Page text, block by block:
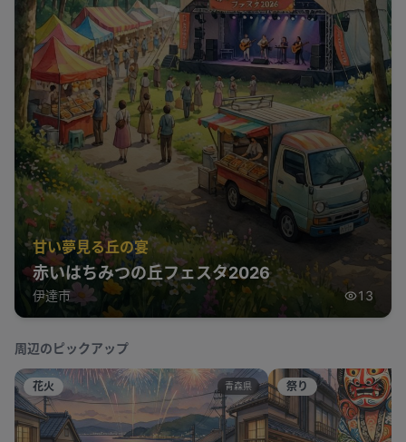
甘い夢見る丘の宴
赤いはちみつの丘フェスタ2026
伊達市 13
周辺のピックアップ
花火 青森県 祭り